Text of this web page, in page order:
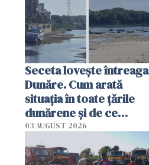
Seceta lovește întreaga
Dunăre. Cum arată
situația în toate țările
dunărene și de ce
România resimte
efectele, deși a plouat
în iulie
03 AUGUST 2026